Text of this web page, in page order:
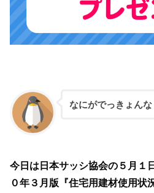
なにがでっきょん
今日は日本サッシ協会の５月１
０年３月版『住宅用建材使用状